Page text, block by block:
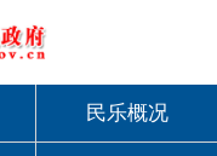
民乐概况